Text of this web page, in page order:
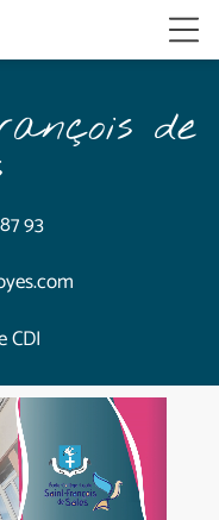
de
93
CDI